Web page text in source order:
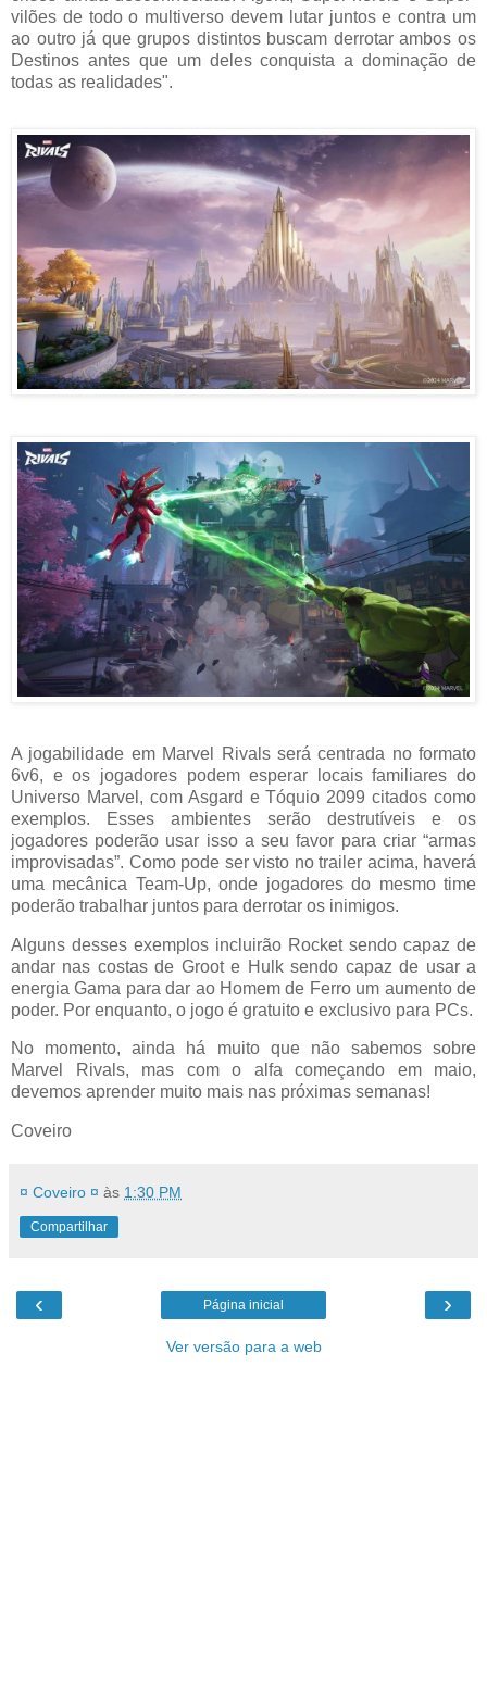
vilões de todo o multiverso devem lutar juntos e contra um
ao outro já que grupos distintos buscam derrotar ambos os
Destinos antes que um deles conquista a dominação de
todas as realidades".
A jogabilidade em Marvel Rivals será centrada no formato
6v6, e os jogadores podem esperar locais familiares do
Universo Marvel, com Asgard e Tóquio 2099 citados como
exemplos. Esses ambientes serão destrutíveis e os
jogadores poderão usar isso a seu favor para criar “armas
improvisadas”. Como pode ser visto no trailer acima, haverá
uma mecânica Team-Up, onde jogadores do mesmo time
poderão trabalhar juntos para derrotar os inimigos.
Alguns desses exemplos incluirão Rocket sendo capaz de
andar nas costas de Groot e Hulk sendo capaz de usar a
energia Gama para dar ao Homem de Ferro um aumento de
poder. Por enquanto, o jogo é gratuito e exclusivo para PCs.
No momento, ainda há muito que não sabemos sobre
Marvel Rivals, mas com o alfa começando em maio,
devemos aprender muito mais nas próximas semanas!
Coveiro
¤ Coveiro ¤ às 1:30 PM
Compartilhar
‹ ›
Página inicial
Ver versão para a web